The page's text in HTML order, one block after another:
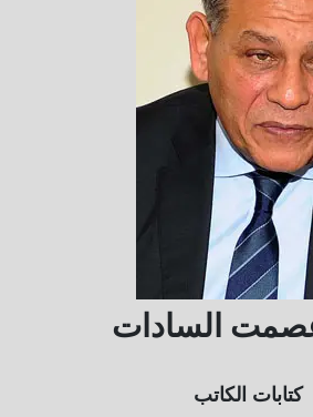
عصمت السادات
كتابات الكاتب